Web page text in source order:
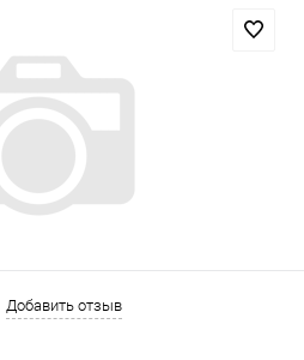
Добавить отзыв